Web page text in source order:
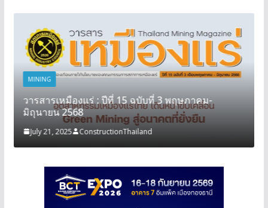
MINING
วารสารเหมืองแร่ : ปีที่ 15 ฉบับที่ 3 พฤษภาคม-
มิถุนายน 2568
July 21, 2025 ConstructionThailand